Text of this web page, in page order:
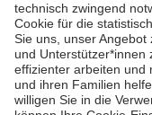
in Vollzeit (38,5
Saarbrücken,